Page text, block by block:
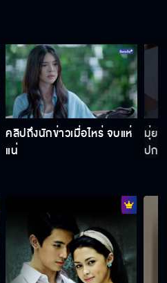
เหรอยาย ที่อยากปกป้องบ้านของเรา
นักข่าวเมื่อไหร่ จบแห่แน่
จริงเมื่อไหร่ ไม่มีคำว่าไม่สำเร็จ
คลิปถึงนักข่าวเมื่อไหร่ จบแห่
แน่
มุ่ย
ปกป้